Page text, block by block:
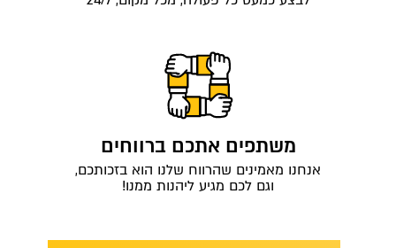
משתפים אתכם ברווחים
אנחנו מאמינים שהרווח שלנו הוא בזכותכם,
וגם לכם מגיע ליהנות ממנו!